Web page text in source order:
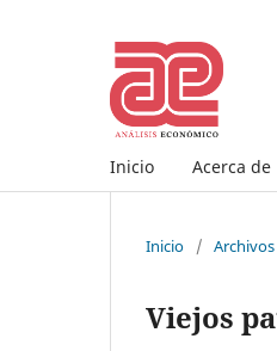
Inicio Acerca de
Inicio / Archivos
Viejos